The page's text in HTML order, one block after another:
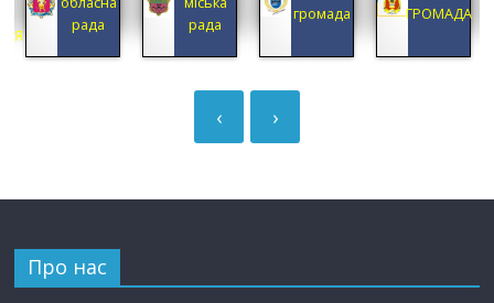
рада
рада
громада
ГРОМАДА
›
‹
Про нас